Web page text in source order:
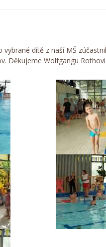
dítě z naší MŠ
Děkujeme Wolfgangu